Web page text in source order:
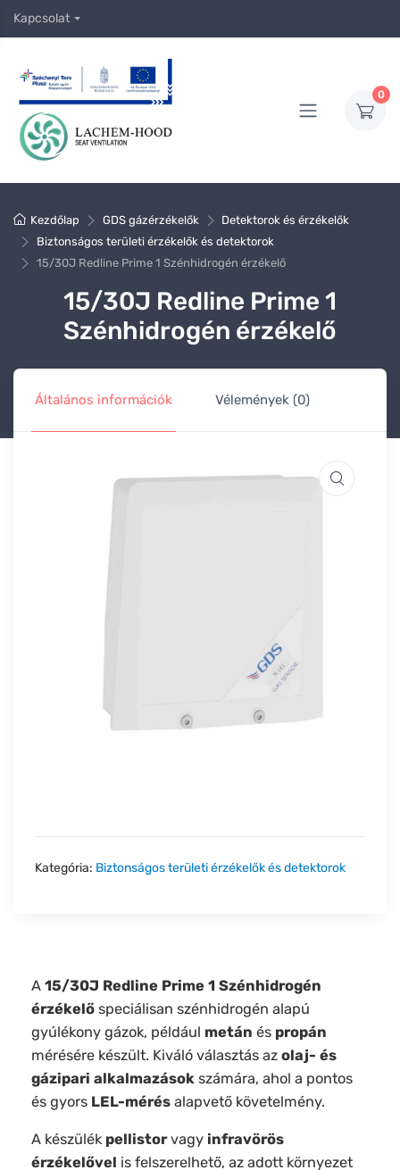
Kapcsolat
0
Kezdőlap GDS gázérzékelők
Detektorok és érzékelők
Biztonságos területi érzékelők és detektorok
15/30J Redline Prime 1 Szénhidrogén érzékelő
15/30J Redline Prime 1
Szénhidrogén érzékelő
Általános információk Vélemények (0)
Kategória: Biztonságos területi érzékelők és detektorok
A 15/30J Redline Prime 1 Szénhidrogén
érzékelő speciálisan szénhidrogén alapú
gyúlékony gázok, például metán és propán
mérésére készült. Kiváló választás az olaj- és
gázipari alkalmazások számára, ahol a pontos
és gyors LEL-mérés alapvető követelmény.
A készülék pellistorvagy infravörös
érzékelővel is felszerelhető, az adott környezet